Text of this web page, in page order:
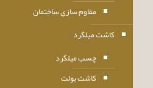
مقاوم سازی ساختمان
کاشت میلگرد
چسب میلگرد
کاشت بولت